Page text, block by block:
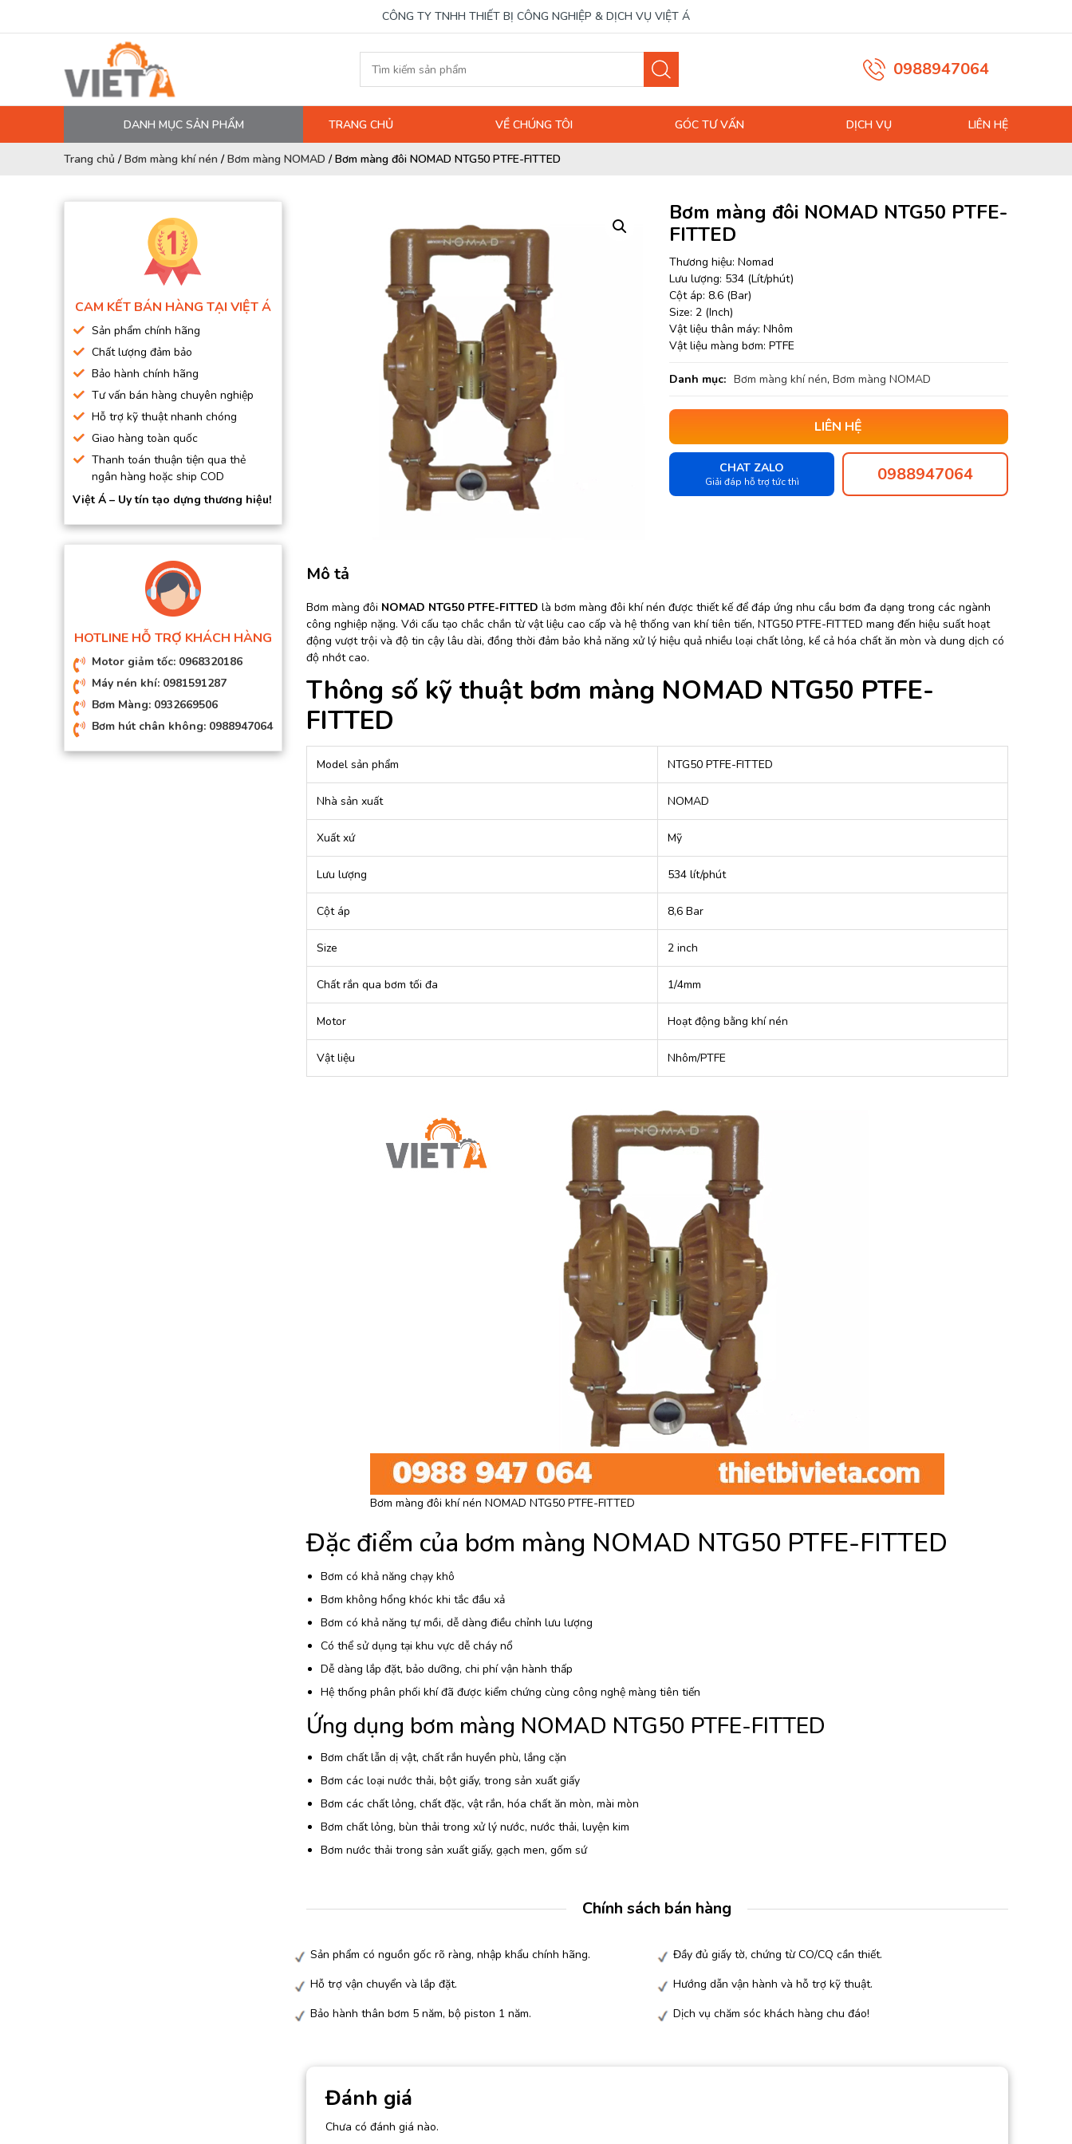
CÔNG TY TNHH THIẾT BỊ CÔNG NGHIỆP & DỊCH VỤ VIỆT Á
0988947064
DANH MỤC SẢN PHẨM
MÁY NÉN KHÍ
DẦU MÁY NÉN KHÍ
DÂY HƠI, ỐNG HƠI
BƠM MÀNG KHÍ NÉN
BƠM HÚT CHÂN KHÔNG
BƠM ĐỊNH LƯỢNG
MOTOR, HỘP GIẢM TỐC
MÁY TẠO KHÍ NITO
TRANG CHỦ VỀ CHÚNG TÔI GÓC TƯ VẤN DỊCH VỤ LIÊN HỆ
Trang chủ /Bơm màng khí nén /Bơm màng NOMAD /Bơm màng đôi NOMAD NTG50 PTFE-FITTED
CAM KẾT BÁN HÀNG TẠI VIỆT Á
Sản phẩm chính hãng
Chất lượng đảm bảo
Bảo hành chính hãng
Tư vấn bán hàng chuyên nghiệp
Hỗ trợ kỹ thuật nhanh chóng
Giao hàng toàn quốc
Thanh toán thuận tiện qua thẻ
ngân hàng hoặc ship COD
Việt Á – Uy tín tạo dựng thương hiệu!
HOTLINE HỖ TRỢ KHÁCH HÀNG
Motor giảm tốc: 0968320186
Máy nén khí: 0981591287
Bơm Màng: 0932669506
Bơm hút chân không: 0988947064
Bơm màng đôi NOMAD NTG50 PTFE-
FITTED
Thương hiệu: Nomad
Lưu lượng: 534 (Lít/phút)
Cột áp: 8.6 (Bar)
Size: 2 (Inch)
Vật liệu thân máy: Nhôm
Vật liệu màng bơm: PTFE
Danh mục: Bơm màng khí nén, Bơm màng NOMAD
LIÊN HỆ
CHAT ZALO
Giải đáp hỗ trợ tức thì 0988947064
Mô tả
Bơm màng đôi NOMAD NTG50 PTFE-FITTED là bơm màng đôi khí nén được thiết kế để đáp ứng nhu cầu bơm đa dạng trong các ngành
công nghiệp nặng. Với cấu tạo chắc chắn từ vật liệu cao cấp và hệ thống van khí tiên tiến, NTG50 PTFE-FITTED mang đến hiệu suất hoạt
động vượt trội và độ tin cậy lâu dài, đồng thời đảm bảo khả năng xử lý hiệu quả nhiều loại chất lỏng, kể cả hóa chất ăn mòn và dung dịch có
độ nhớt cao.
Thông số kỹ thuật bơm màng NOMAD NTG50 PTFE-
FITTED
Model sản phẩm NTG50 PTFE-FITTED
Nhà sản xuất NOMAD
Xuất xứ Mỹ
Lưu lượng 534 lít/phút
Cột áp 8,6 Bar
Size 2 inch
Chất rắn qua bơm tối đa 1/4mm
Motor Hoạt động bằng khí nén
Vật liệu Nhôm/PTFE
Bơm màng đôi khí nén NOMAD NTG50 PTFE-FITTED
Đặc điểm của bơm màng NOMAD NTG50 PTFE-FITTED
Bơm có khả năng chạy khô
Bơm không hổng khóc khi tắc đầu xả
Bơm có khả năng tự mồi, dễ dàng điều chỉnh lưu lượng
Có thể sử dụng tại khu vực dễ cháy nổ
Dễ dàng lắp đặt, bảo dưỡng, chi phí vận hành thấp
Hệ thống phân phối khí đã được kiểm chứng cùng công nghệ màng tiên tiến
Ứng dụng bơm màng NOMAD NTG50 PTFE-FITTED
Bơm chất lẫn dị vật, chất rắn huyền phù, lắng cặn
Bơm các loại nước thải, bột giấy, trong sản xuất giấy
Bơm các chất lỏng, chất đặc, vật rắn, hóa chất ăn mòn, mài mòn
Bơm chất lỏng, bùn thải trong xử lý nước, nước thải, luyện kim
Bơm nước thải trong sản xuất giấy, gạch men, gốm sứ
Chính sách bán hàng
Sản phẩm có nguồn gốc rõ ràng, nhập khẩu chính hãng.
Đầy đủ giấy tờ, chứng từ CO/CQ cần thiết.
Hỗ trợ vận chuyển và lắp đặt.
Hướng dẫn vận hành và hỗ trợ kỹ thuật.
Bảo hành thân bơm 5 năm, bộ piston 1 năm.
Dịch vụ chăm sóc khách hàng chu đáo!
Đánh giá
Chưa có đánh giá nào.